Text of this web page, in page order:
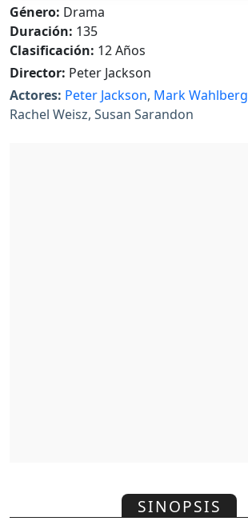
Género: Drama
Duración: 135
Clasificación: 12 Años
Director: Peter Jackson
Actores: Peter Jackson, Mark Wahlberg
Rachel Weisz, Susan Sarandon
SINOPSIS